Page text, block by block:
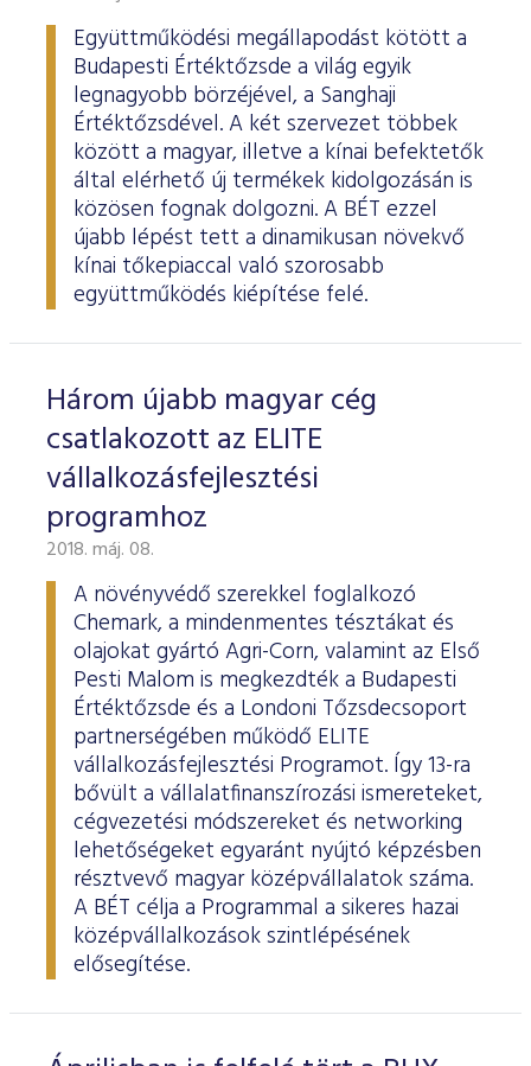
Együttműködési megállapodást kötött a
Budapesti Értéktőzsde a világ egyik
legnagyobb börzéjével, a Sanghaji
Értéktőzsdével. A két szervezet többek
között a magyar, illetve a kínai befektetők
által elérhető új termékek kidolgozásán is
közösen fognak dolgozni. A BÉT ezzel
újabb lépést tett a dinamikusan növekvő
kínai tőkepiaccal való szorosabb
együttműködés kiépítése felé.
Három újabb magyar cég
csatlakozott az ELITE
vállalkozásfejlesztési
programhoz
2018. máj. 08.
A növényvédő szerekkel foglalkozó
Chemark, a mindenmentes tésztákat és
olajokat gyártó Agri-Corn, valamint az Első
Pesti Malom is megkezdték a Budapesti
Értéktőzsde és a Londoni Tőzsdecsoport
partnerségében működő ELITE
vállalkozásfejlesztési Programot. Így 13-ra
bővült a vállalatfinanszírozási ismereteket,
cégvezetési módszereket és networking
lehetőségeket egyaránt nyújtó képzésben
résztvevő magyar középvállalatok száma.
A BÉT célja a Programmal a sikeres hazai
középvállalkozások szintlépésének
elősegítése.